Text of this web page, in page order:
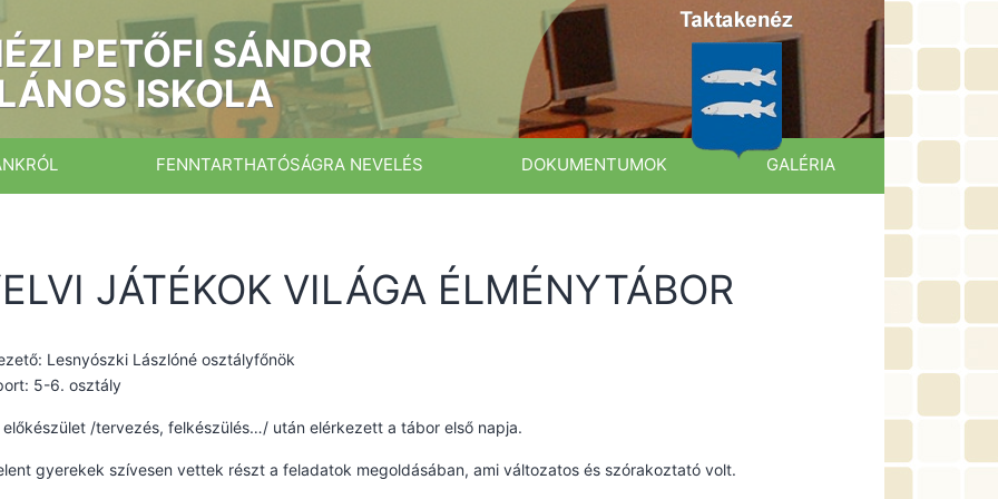
PETŐFI SÁNDOR
ISKOLA
FENNTARTHATÓSÁGRA NEVELÉS DOKUMENTUMOK GALÉRIA
JÁTÉKOK VILÁGA ÉLMÉNYTÁBOR
Lesnyószki Lászlóné osztályfőnök
5-6. osztály
előkészület /tervezés, felkészülés…/ után elérkezett a tábor első napja.
gyerekek szívesen vettek részt a feladatok megoldásában, ami változatos és szórakoztató volt.